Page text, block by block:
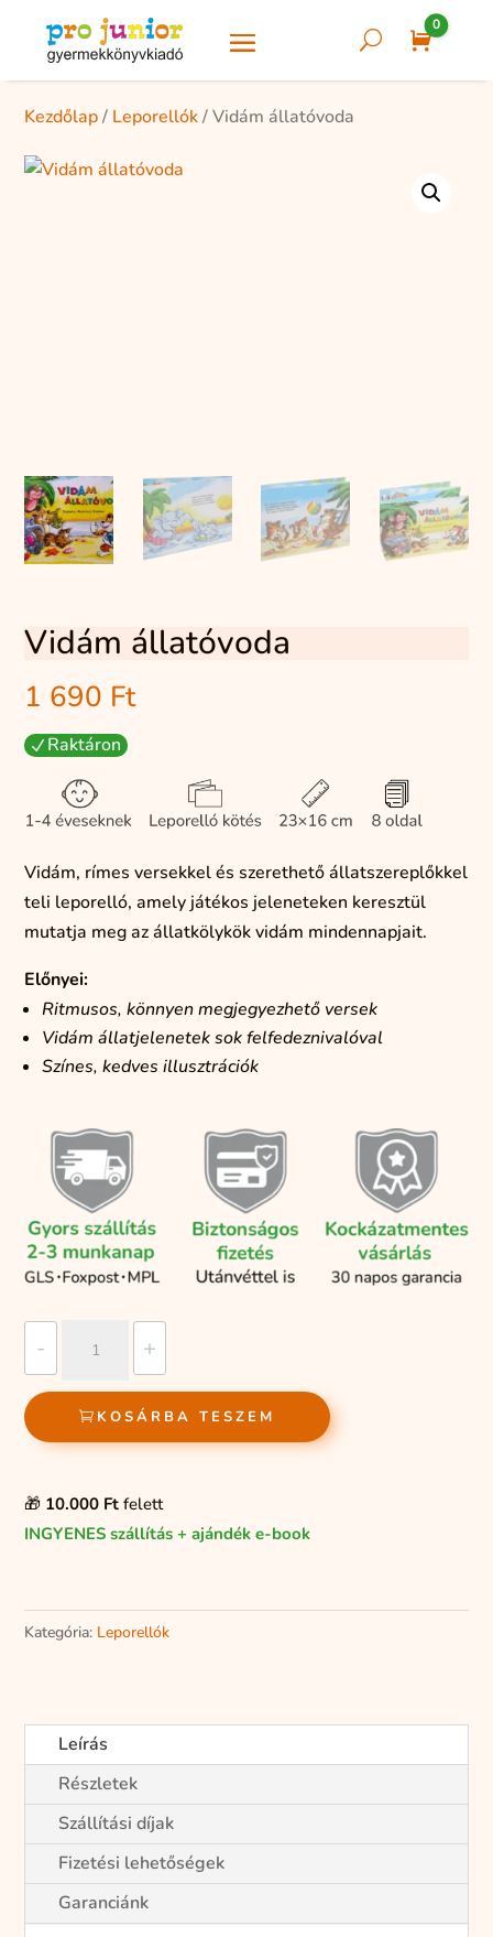
U Cart
0
Kezdőlap/ Leporellók/ Vidám állatóvoda
Vidám állatóvoda
1 690 Ft
N Raktáron
Vidám, rímesversekkelésszerethetőállatszereplőkkel
teli leporelló,amely játékos jeleneteken keresztül
mutatja megazállatkölykökvidám mindennapjait.
Előnyei:
Ritmusos,könnyenmegjegyezhető versek
Vidámállatjeleneteksokfelfedeznivalóval
Színes,kedvesillusztrációk
-
állatóvoda
mennyiség
+
KOSÁRBA TESZEM
🎁 10.000 Ft felett
INGYENES szállítás + ajándék e-book
Kategória: Leporellók
Leírás
Részletek
Szállítási díjak
Fizetési lehetőségek
Garanciánk